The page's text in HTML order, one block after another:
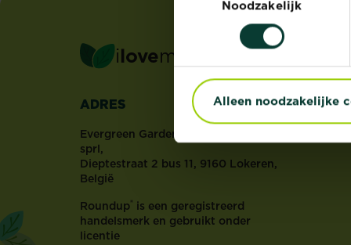
Noodzakelijk
Alleen noodzakelijke
ilovemy garden
ADRES
Evergreen Garden Care Belgium bvba
sprl,
Dieptestraat 2 bus 11, 9160 Lokeren,
België
Roundup® is een geregistreerd
handelsmerk en gebruikt onder
licentie